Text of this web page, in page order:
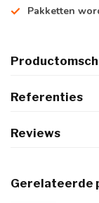
Pakketten
Referenties
Reviews
Gerelateerde